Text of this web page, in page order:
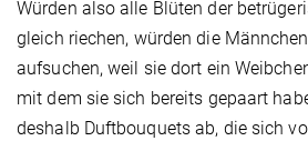
Würden also alle Blüten der
gleich riechen, würden die
aufsuchen, weil sie dort ein
mit dem sie sich bereits gepaart
deshalb Duftbouquets ab, die sich